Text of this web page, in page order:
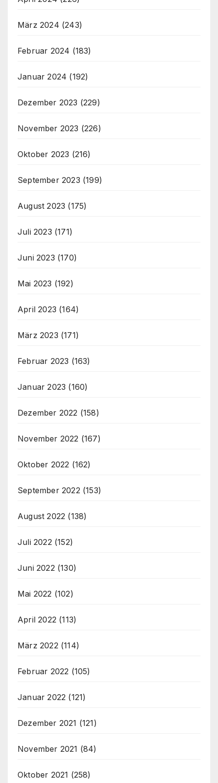
März 2024 (243)
Februar 2024 (183)
Januar 2024 (192)
Dezember 2023 (229)
November 2023 (226)
Oktober 2023 (216)
September 2023 (199)
August 2023 (175)
Juli 2023 (171)
Juni 2023 (170)
Mai 2023 (192)
April 2023 (164)
März 2023 (171)
Februar 2023 (163)
Januar 2023 (160)
Dezember 2022 (158)
November 2022 (167)
Oktober 2022 (162)
September 2022 (153)
August 2022 (138)
Juli 2022 (152)
Juni 2022 (130)
Mai 2022 (102)
April 2022 (113)
März 2022 (114)
Februar 2022 (105)
Januar 2022 (121)
Dezember 2021 (121)
November 2021 (84)
Oktober 2021 (258)